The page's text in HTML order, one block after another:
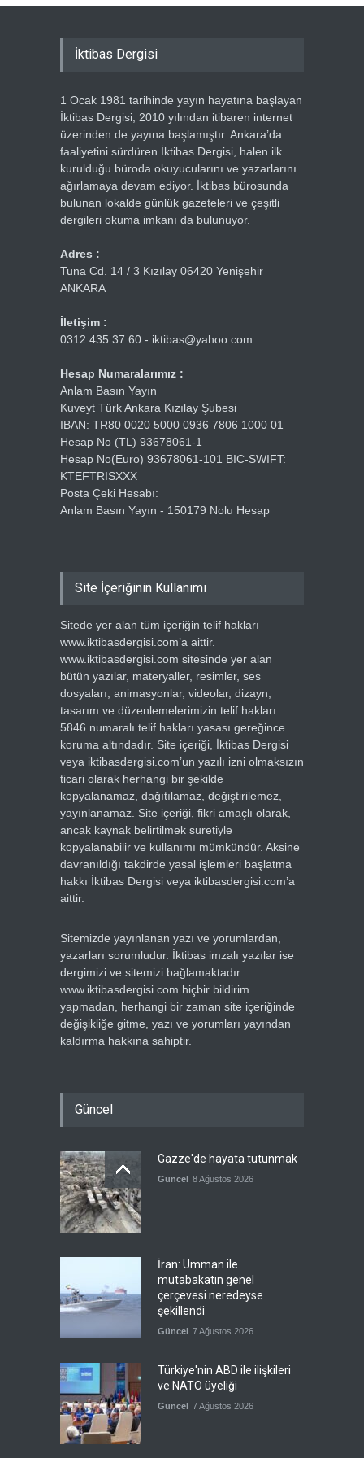
İktibas Dergisi
1 Ocak 1981 tarihinde yayın hayatına başlayan
İktibas Dergisi, 2010 yılından itibaren internet
üzerinden de yayına başlamıştır. Ankara’da
faaliyetini sürdüren İktibas Dergisi, halen ilk
kurulduğu büroda okuyucularını ve yazarlarını
ağırlamaya devam ediyor. İktibas bürosunda
bulunan lokalde günlük gazeteleri ve çeşitli
dergileri okuma imkanı da bulunuyor.
Adres :
Tuna Cd. 14 / 3 Kızılay 06420 Yenişehir
ANKARA
İletişim :
0312 435 37 60 - iktibas@yahoo.com
Hesap Numaralarımız :
Anlam Basın Yayın
Kuveyt Türk Ankara Kızılay Şubesi
IBAN: TR80 0020 5000 0936 7806 1000 01
Hesap No (TL) 93678061-1
Hesap No(Euro) 93678061-101 BIC-SWIFT:
KTEFTRISXXX
Posta Çeki Hesabı:
Anlam Basın Yayın - 150179 Nolu Hesap
Site İçeriğinin Kullanımı
Sitede yer alan tüm içeriğin telif hakları
www.iktibasdergisi.com’a aittir.
www.iktibasdergisi.com sitesinde yer alan
bütün yazılar, materyaller, resimler, ses
dosyaları, animasyonlar, videolar, dizayn,
tasarım ve düzenlemelerimizin telif hakları
5846 numaralı telif hakları yasası gereğince
koruma altındadır. Site içeriği, İktibas Dergisi
veya iktibasdergisi.com’un yazılı izni olmaksızın
ticari olarak herhangi bir şekilde
kopyalanamaz, dağıtılamaz, değiştirilemez,
yayınlanamaz. Site içeriği, fikri amaçlı olarak,
ancak kaynak belirtilmek suretiyle
kopyalanabilir ve kullanımı mümkündür. Aksine
davranıldığı takdirde yasal işlemleri başlatma
hakkı İktibas Dergisi veya iktibasdergisi.com’a
aittir.
Sitemizde yayınlanan yazı ve yorumlardan,
yazarları sorumludur. İktibas imzalı yazılar ise
dergimizi ve sitemizi bağlamaktadır.
www.iktibasdergisi.com hiçbir bildirim
yapmadan, herhangi bir zaman site içeriğinde
değişikliğe gitme, yazı ve yorumları yayından
kaldırma hakkına sahiptir.
Güncel
Gazze'de hayata tutunmak
Güncel 8 Ağustos 2026
İran: Umman ile
mutabakatın genel
çerçevesi neredeyse
şekillendi
Güncel 7 Ağustos 2026
Türkiye'nin ABD ile ilişkileri
ve NATO üyeliği
Güncel 7 Ağustos 2026